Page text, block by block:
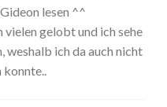
lesen ^^
gelobt und ich sehe
weshalb ich da auch nicht